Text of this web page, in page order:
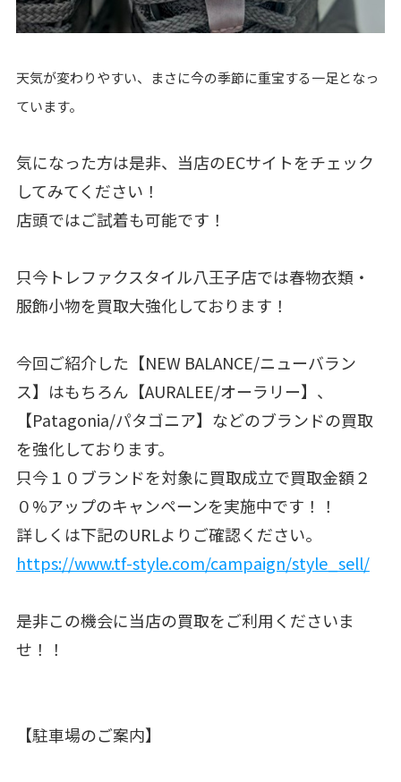
天気が変わりやすい、まさに今の季節に重宝する一足となっ
ています。
気になった方は是非、当店のECサイトをチェック
してみてください！
店頭ではご試着も可能です！
只今トレファクスタイル八王子店では春物衣類・
服飾小物を買取大強化しております！
今回ご紹介した【NEW BALANCE/ニューバラン
ス】はもちろん【AURALEE/オーラリー】、
【Patagonia/パタゴニア】などのブランドの買取
を強化しております。
只今１０ブランドを対象に買取成立で買取金額２
０%アップのキャンペーンを実施中です！！
詳しくは下記のURLよりご確認ください。
https://www.tf-style.com/campaign/style_sell/
是非この機会に当店の買取をご利用くださいま
せ！！
【駐車場のご案内】